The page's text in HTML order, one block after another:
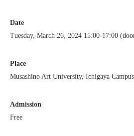
Date
Tuesday, March 26, 2024 15:00-17:00
Place
Musashino Art University, Ichigaya
Admission
Free